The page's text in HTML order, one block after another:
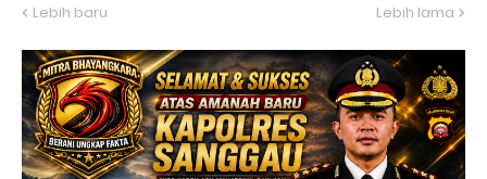
Lebih baru Lebih lama